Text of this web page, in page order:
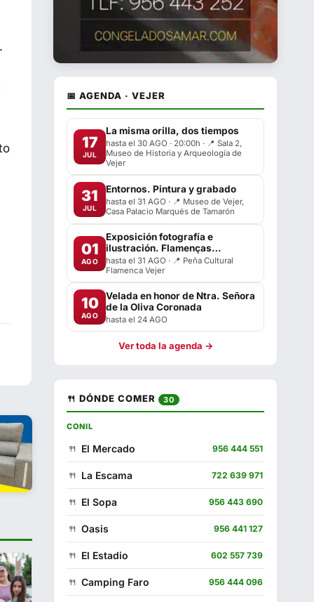
📅 AGENDA · VEJER
17
JUL
La misma orilla, dos tiempos
hasta el 30 AGO · 20:00h · 📍 Sala 2,
Museo de Historia y Arqueología de
Vejer
31
JUL
Entornos. Pintura y grabado
hasta el 31 AGO · 📍 Museo de Vejer,
Casa Palacio Marqués de Tamarón
01
AGO
Exposición fotografía e
ilustración. Flamenças
ilustradas
hasta el 31 AGO · 📍 Peña Cultural
Flamenca Vejer
10
AGO
Velada en honor de Ntra. Señora
de la Oliva Coronada
hasta el 24 AGO
Ver toda la agenda →
🍴 DÓNDE COMER 30
CONIL
El Mercado 956 444 551
La Escama 722 639 971
El Sopa 956 443 690
Oasis 956 441 127
El Estadio 602 557 739
Camping Faro 956 444 096